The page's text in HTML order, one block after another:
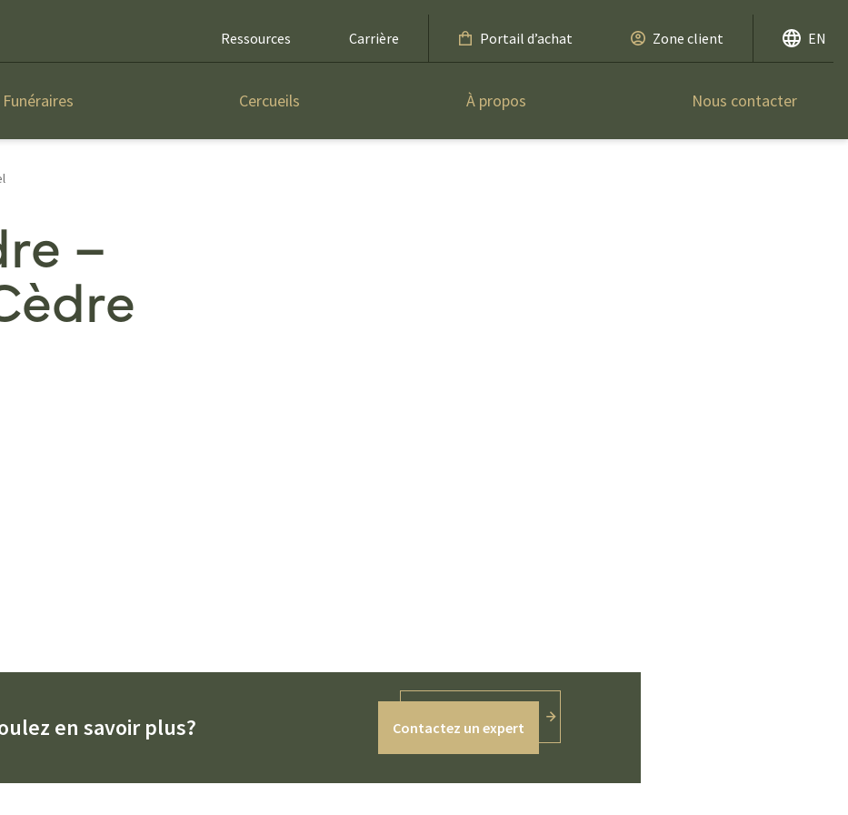
Ressources Carrière Portail d’achat Zone client EN
Cercueils À propos Nous contacter
–
en savoir plus? Contactez un expert